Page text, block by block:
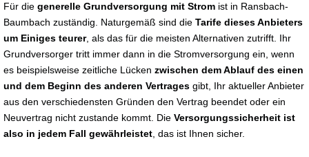
Für die generelle Grundversorgung mit Strom ist in Ransbach-
Baumbach zuständig. Naturgemäß sind die Tarife dieses Anbieters
um Einiges teurer, als das für die meisten Alternativen zutrifft. Ihr
Grundversorger tritt immer dann in die Stromversorgung ein, wenn
es beispielsweise zeitliche Lücken zwischen dem Ablauf des einen
und dem Beginn des anderen Vertrages gibt, Ihr aktueller Anbieter
aus den verschiedensten Gründen den Vertrag beendet oder ein
Neuvertrag nicht zustande kommt. Die Versorgungssicherheit ist
also in jedem Fall gewährleistet , das ist Ihnen sicher.